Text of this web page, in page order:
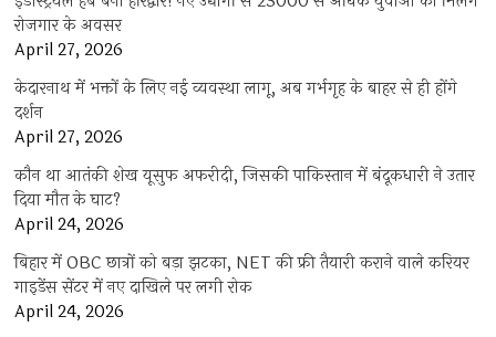
रोजगार के अवसर
April 27, 2026
केदारनाथ में भक्तों के लिए नई व्यवस्था लागू, अब गर्भगृह के बाहर से ही होंगे
दर्शन
April 27, 2026
कौन था आतंकी शेख यूसुफ अफरीदी, जिसकी पाकिस्तान में बंदूकधारी ने उतार
दिया मौत के घाट?
April 24, 2026
बिहार में OBC छात्रों को बड़ा झटका, NET की फ्री तैयारी कराने वाले करियर
गाइडेंस सेंटर में नए दाखिले पर लगी रोक
April 24, 2026